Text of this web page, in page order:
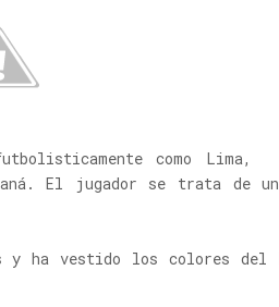
como Lima,
El jugador se trata de
y ha vestido los colores del